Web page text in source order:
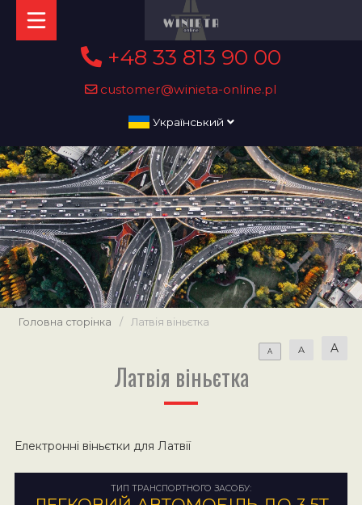
+48 33 813 90 00
customer@winieta-online.pl
Український
Головна сторінка / Латвія віньєтка
A A A
Латвія віньєтка
Електронні віньєтки для Латвії
ТИП ТРАНСПОРТНОГО ЗАСОБУ: